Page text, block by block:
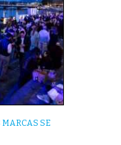
MARCAS SE